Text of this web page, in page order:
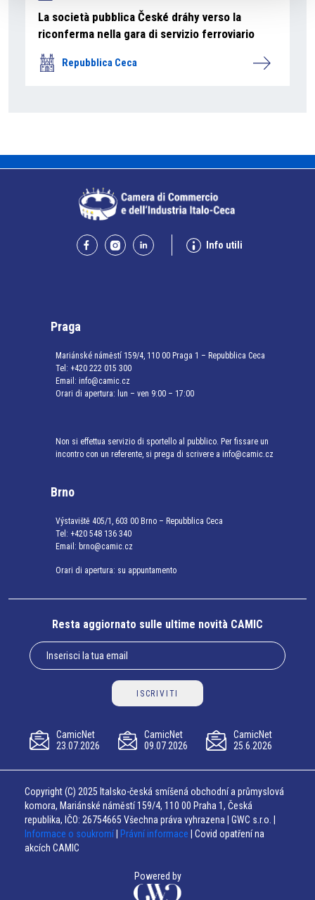
La società pubblica České dráhy verso la
riconferma nella gara di servizio ferroviario
Repubblica Ceca
Info utili
Praga
Mariánské náměstí 159/4, 110 00 Praga 1 – Repubblica Ceca
Tel: +420 222 015 300
Email: info@camic.cz
Orari di apertura: lun – ven 9:00 – 17:00
Non si effettua servizio di sportello al pubblico. Per fissare un
incontro con un referente, si prega di scrivere a info@camic.cz
Brno
Výstaviště 405/1, 603 00 Brno – Repubblica Ceca
Tel: +420 548 136 340
Email: brno@camic.cz
Orari di apertura: su appuntamento
Resta aggiornato sulle ultime novità CAMIC
ISCRIVITI
CamicNet
23.07.2026
CamicNet
09.07.2026
CamicNet
25.6.2026
Copyright (C) 2025 Italsko-česká smíšená obchodní a průmyslová
komora, Mariánské náměstí 159/4, 110 00 Praha 1, Česká
republika, IČO: 26754665 Všechna práva vyhrazena | GWC s.r.o. |
Informace o soukromí
Právní informace | Covid opatření na
akcích CAMIC
Powered by